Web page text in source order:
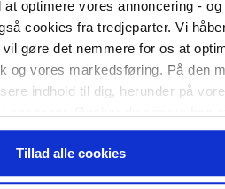
optimere vores annoncering - og
cookies fra tredjeparter. Vi
gøre det nemmere for os at
og vores markedsføring. På den
indhold til dig, herunder på
altid gøre det ved at klikke på
Tillad alle cookies